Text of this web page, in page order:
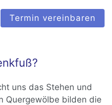
Termin vereinbaren
uns das Stehen und
Quergewölbe bilden die